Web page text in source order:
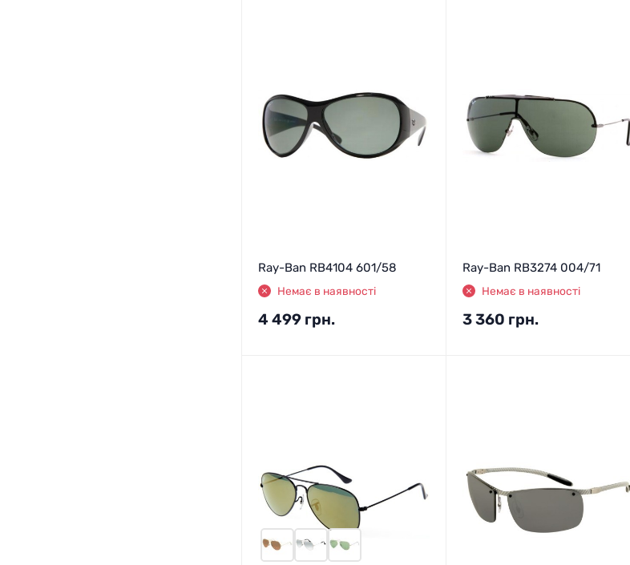
Ray-Ban RB4104 601/58
Немає в наявності
4 499 грн.
Ray-Ban RB3274 004/71
Немає в наявності
3 360 грн.